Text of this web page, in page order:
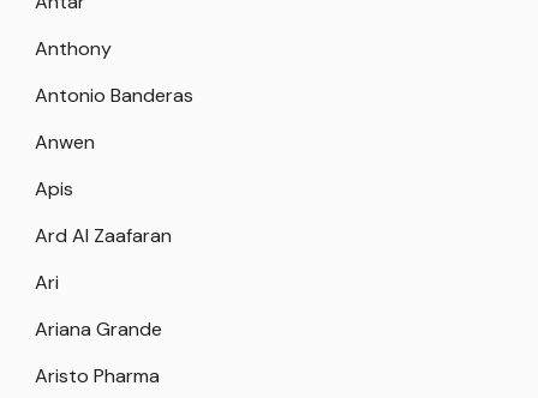
Anthony
Antonio Banderas
Anwen
Apis
Ard Al Zaafaran
Ari
Ariana Grande
Aristo Pharma